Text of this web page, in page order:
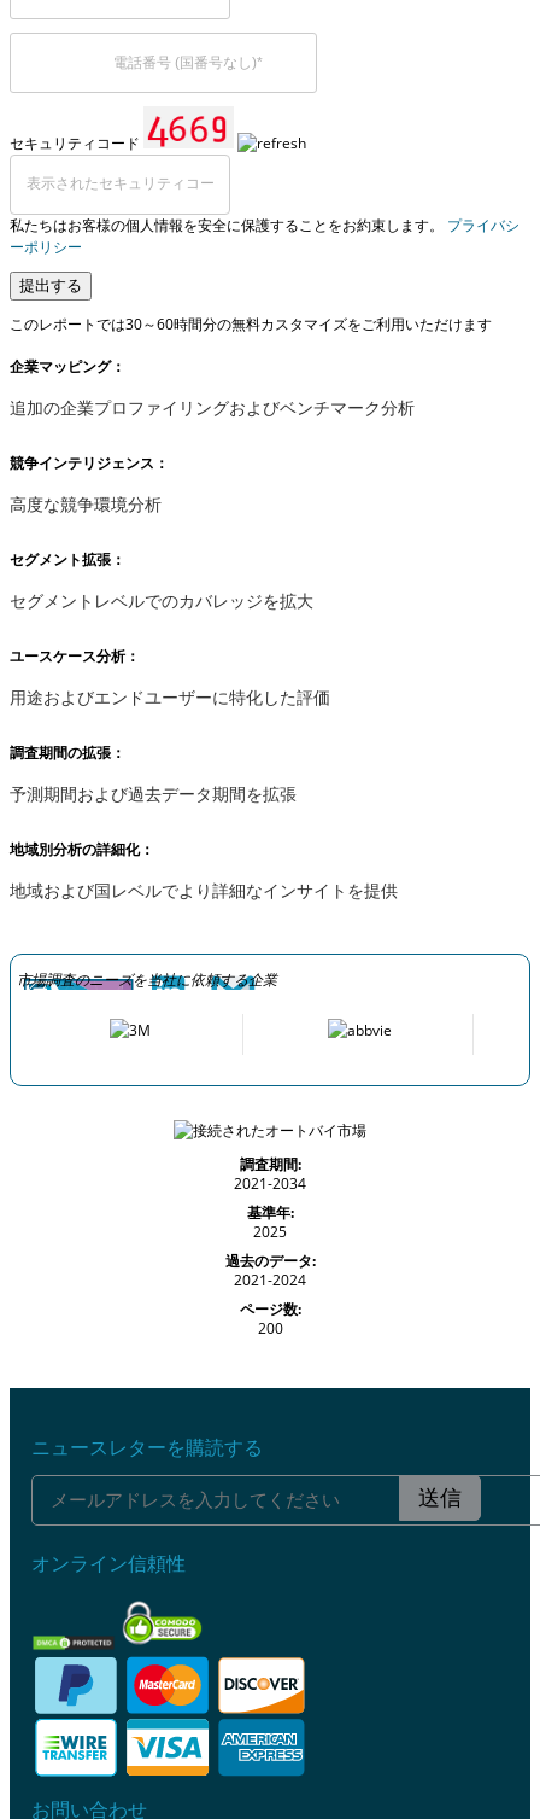
セキュリティコード
私たちはお客様の個人情報を安全に保護することをお約束します。 プライバシ
ーポリシー
提出する
このレポートでは30～60時間分の無料カスタマイズをご利用いただけます
企業マッピング：
追加の企業プロファイリングおよびベンチマーク分析
競争インテリジェンス：
高度な競争環境分析
セグメント拡張：
セグメントレベルでのカバレッジを拡大
ユースケース分析：
用途およびエンドユーザーに特化した評価
調査期間の拡張：
予測期間および過去データ期間を拡張
地域別分析の詳細化：
地域および国レベルでより詳細なインサイトを提供
市場調査のニーズを当社に依頼する企業
調査期間:
2021-2034
基準年:
2025
過去のデータ:
2021-2024
ページ数:
200
ニュースレターを購読する
送信
オンライン信頼性
お問い合わせ